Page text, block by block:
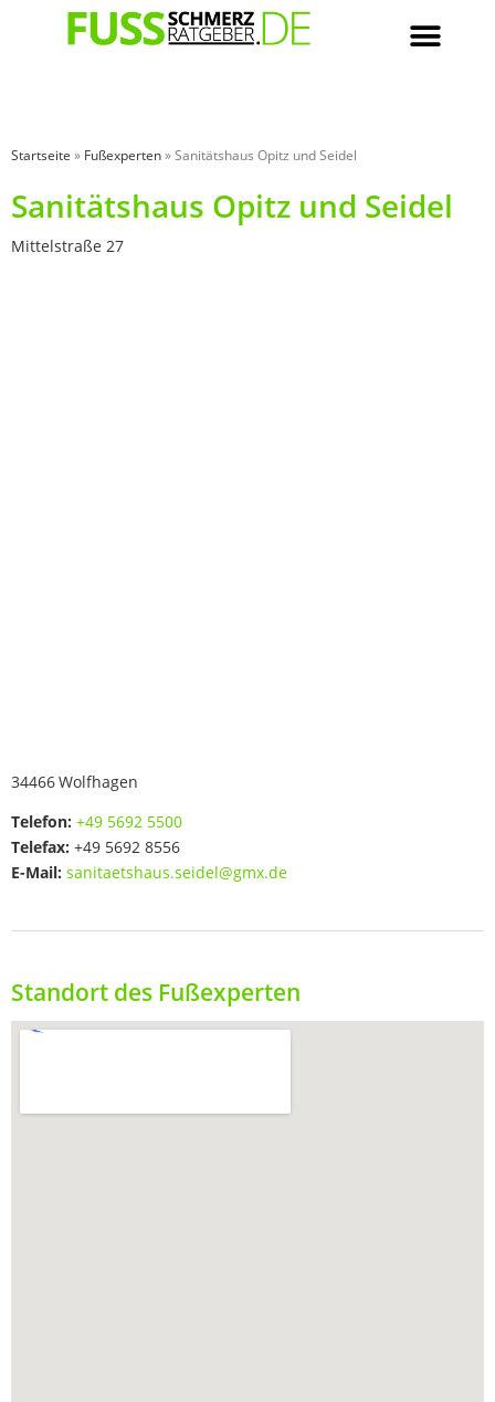
Startseite » Fußexperten»Sanitätshaus Opitz und Seidel
Sanitätshaus Opitz und Seidel
Mittelstraße 27
34466Wolfhagen
Telefon: +49 5692 5500
Telefax: +49 5692 8556
E-Mail: sanitaetshaus.seidel@gmx.de
Standort des Fußexperten